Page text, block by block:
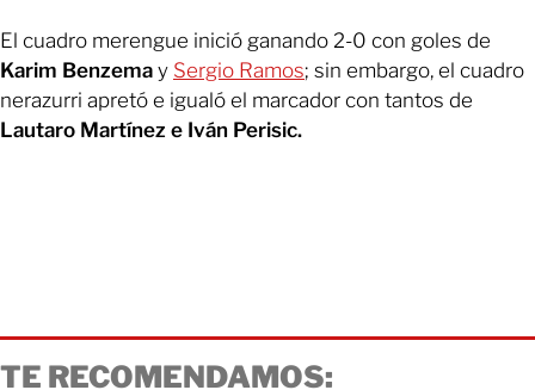
El cuadro merengue inició ganando 2-0 con goles de
Karim Benzema y Sergio Ramos; sin embargo, el cuadro
nerazurri apretó e igualó el marcador con tantos de
Lautaro Martínez e Iván Perisic.
TE RECOMENDAMOS: